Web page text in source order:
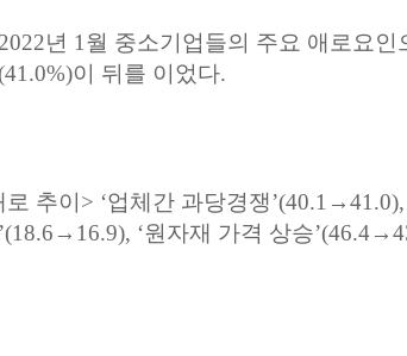
년 1 월 중소기업들의 주요 애로요인
이 뒤를 이었다.
로 추이 > ‘업체간 과당경쟁’(40.1→41.0),
’(18.6→16.9), ‘원자재 가격 상승